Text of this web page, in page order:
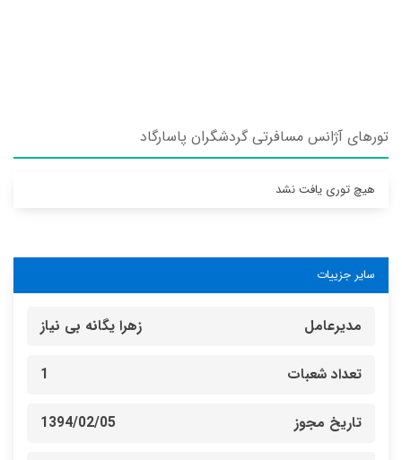
تورهای آژانس مسافرتی گردشگران پاسارگاد
هیچ توری یافت نشد
سایر جزییات
مدیرعامل زهرا یگانه بی نیاز
تعداد شعبات 1
تاریخ مجوز 1394/02/05